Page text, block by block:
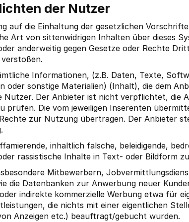
der Nutzer
auf die Einhaltung der gesetzlichen
Art von sittenwidrigen Inhalten über dieses
anderweitig gegen Gesetze oder Rechte
Informationen, (z.B. Daten, Texte,
oder sonstige Materialien) (Inhalt), die dem
Nutzer. Der Anbieter ist nicht verpflichtet, die
prüfen. Die vom jeweiligen Inserenten
zur Nutzung übertragen. Der Anbieter
inhaltlich falsche, beleidigende,
rassistische Inhalte in Text- oder Bildform
Mitbewerbern,
die Datenbanken zur Anwerbung neuer
indirekte kommerzielle Werbung etwa für
die nichts mit einer eigentlichen
Anzeigen etc.) beauftragt/gebucht wurden.